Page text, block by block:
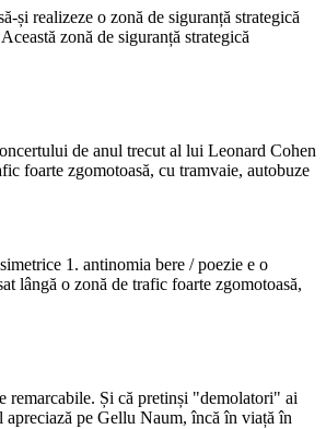
și realizeze o zonă de siguranță strategică
zonă de siguranță strategică
de anul trecut al lui Leonard Cohen
foarte zgomotoasă, cu tramvaie, autobuze
1. antinomia bere / poezie e o
lângă o zonă de trafic foarte zgomotoasă,
remarcabile. Și că pretinși "demolatori" ai
pe Gellu Naum, încă în viață în